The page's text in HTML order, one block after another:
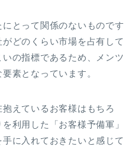
とって関係のないものです
どのくらい市場を占有して
の指標であるため、メンツ
素となっています。
えているお客様はもちろ
利用した「お客様予備軍」
に入れておきたいと感じて